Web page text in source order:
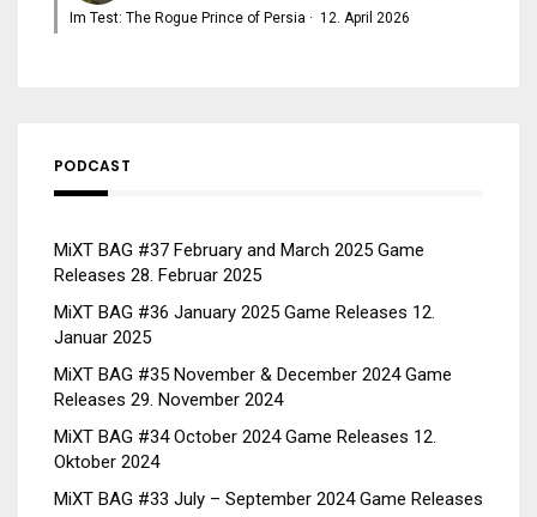
Im Test: The Rogue Prince of Persia · 12. April 2026
PODCAST
MiXT BAG #37 February and March 2025 Game
Releases 28. Februar 2025
MiXT BAG #36 January 2025 Game Releases 12.
Januar 2025
MiXT BAG #35 November & December 2024 Game
Releases 29. November 2024
MiXT BAG #34 October 2024 Game Releases 12.
Oktober 2024
MiXT BAG #33 July – September 2024 Game Releases